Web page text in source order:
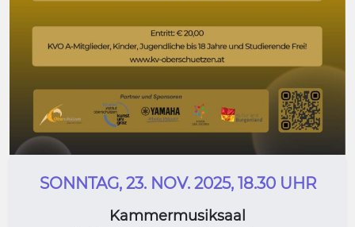
SONNTAG, 23. NOV. 2025, 18.30 UHR
Kammermusiksaal